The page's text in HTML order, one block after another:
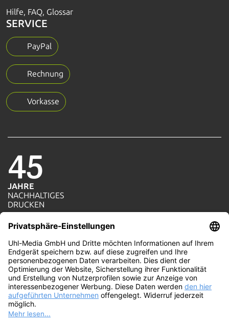
Hilfe, FAQ, Glossar
SERVICE
PayPal
Rechnung
Vorkasse
45
JAHRE
NACHHALTIGES
DRUCKEN
1=1
AKTION
JE AUFTRAG WIRD
EIN BAUM GEPFLANZT
100%
WIR
PRODUZIEREN MIT